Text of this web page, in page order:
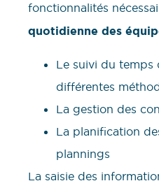
fonctionnalités
quotidienne des
Le suivi du temps
différentes
La gestion des
La planification
plannings
La saisie des